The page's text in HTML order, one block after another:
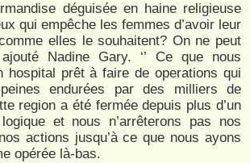
déguisée en haine religieuse
qui empêche les femmes d’avoir leur
elles le souhaitent? On ne peut
Nadine Gary. ‘’ Ce que nous
hospital prêt à faire de operations qui
endurées par des milliers de
region a été fermée depuis plus d’un
et nous n’arrêterons pas nos
actions jusqu’à ce que nous ayons
opérée là-bas.